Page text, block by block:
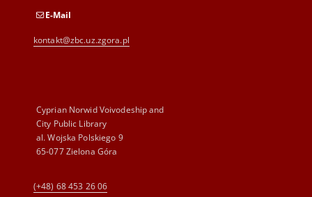
E-Mail
kontakt@zbc.uz.zgora.pl
Cyprian Norwid Voivodeship and
City Public Library
al. Wojska Polskiego 9
65-077 Zielona Góra
(+48) 68 453 26 06